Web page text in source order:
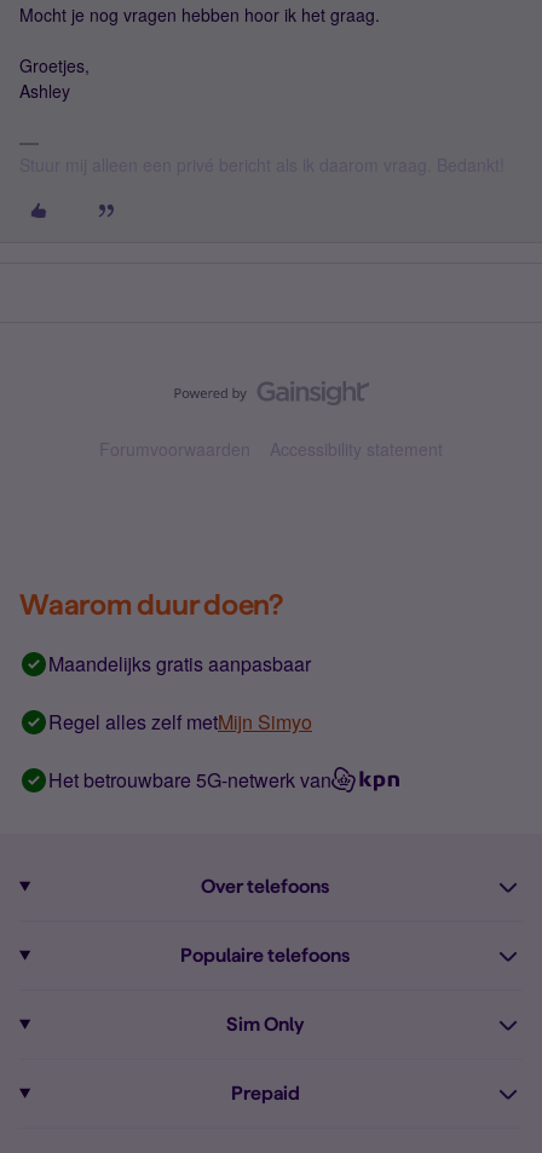
Mocht je nog vragen hebben hoor ik het graag.
Groetjes,
Ashley
Forumvoorwaarden Accessibility statement
Waarom duur doen?
Maandelijks gratis aanpasbaar
Regel alles zelf metMijn Simyo
Het betrouwbare 5G-netwerk van
Over telefoons
Alle telefoons
Populaire telefoons
iPhone 16
Sim Only
Prepaid